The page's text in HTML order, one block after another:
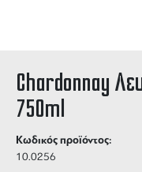
Chardonnay
750ml
Κωδικός προϊόντος:
10.0256